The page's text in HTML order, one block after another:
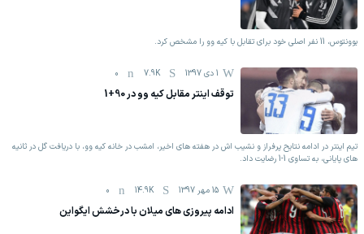
یوونتوس، 11 نفر اصلی خود برای تقابل با کیه وو را مشخص کرد.
1 دی 1397 7.9K
0
توقف اینتر مقابل کیه وو در 90+1
تیم اینتر در ادامه نتایح پرفراز و نشیب اش در هفته های اخیر، امشب در خانه کیه وو، با دریافت گل در ثانیه
های پایانی، به تساوی 1-1 رضایت داد.
15 مهر 1397 14.9K
0
ادامه پیروزی های میلان با درخشش ایگواین